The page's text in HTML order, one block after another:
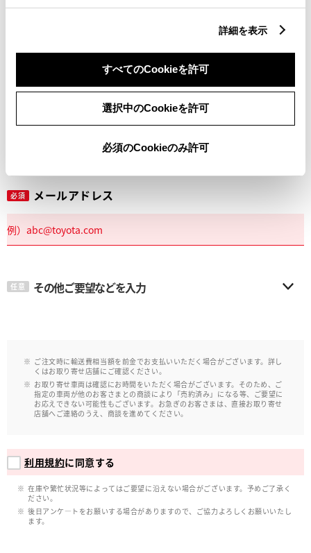
詳細を表示
すべてのCookieを許可
選択中のCookieを許可
必須のCookieのみ許可
丁目番地
必須 メールアドレス
任意 その他ご要望などを入力
ご注文時に輸送費相当額を前金でお支払いいただく場合がございます。詳し
くはお取り寄せ店舗にご確認ください。
お取り寄せ車両は確認にお時間をいただく場合がございます。そのため、ご
指定の車両が他のお客さまとの商談により「売約済み」になる等、ご要望に
お応えできない可能性もございます。お急ぎのお客さまは、直接お取り寄せ
店舗へご連絡のうえ、商談を進めてください。
利用規約に同意する
在庫や繁忙状況等によってはご要望に沿えない場合がございます。予めご了承く
ださい。
後日アンケ―トをお願いする場合がありますので、ご協力よろしくお願いいたし
ます。